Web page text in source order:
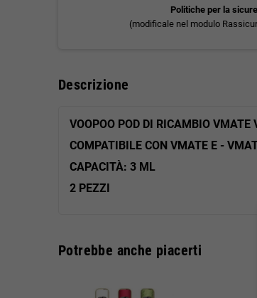
Politiche per la
(modificale nel modulo
Descrizione
VOOPOO POD DI RICAMBIO
COMPATIBILE CON VMATE E -
CAPACITÀ: 3 ML
2 PEZZI
Potrebbe anche piacerti